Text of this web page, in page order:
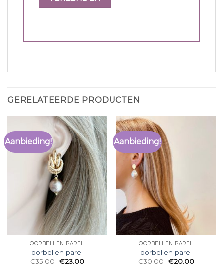
GERELATEERDE PRODUCTEN
Aanbieding!
OORBELLEN PAREL
oorbellen parel
€35.00 €23.00
Aanbieding!
OORBELLEN PAREL
oorbellen parel
€30.00 €20.00